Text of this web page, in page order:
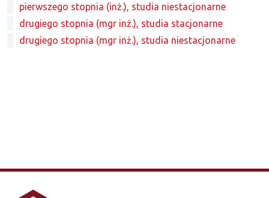
pierwszego stopnia (inż.), studia niestacjonarne
drugiego stopnia (mgr inż.), studia stacjonarne
drugiego stopnia (mgr inż.), studia niestacjonarne